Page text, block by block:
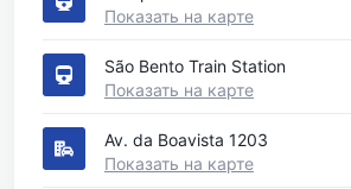
Показать на карте
São Bento Train Station
Показать на карте
Av. da Boavista 1203
Показать на карте